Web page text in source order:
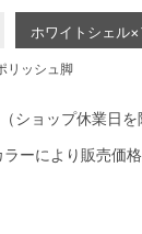
ラーにより販売価
ショップ休業日を
ホワイトシェル
リッシュ脚